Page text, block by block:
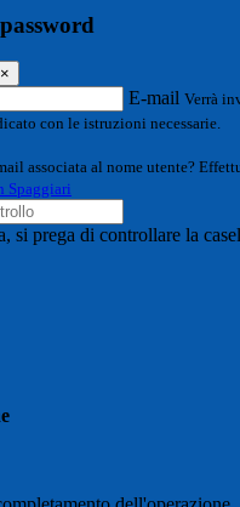
×
E-mail Verrà
con le istruzioni necessarie.
associata al nome utente?
Spaggiari
si prega di controllare la